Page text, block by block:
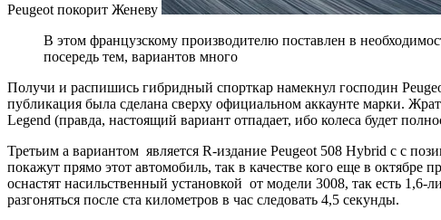
Peugeot покорит Женеву
В этом французскому производителю поставлен в
посередь тем, вариантов много
Получи и распишись гибридный спорткар намекнул господин
публикация была сделана сверху официальном аккаунте марки.
Legend (правда, настоящий вариант отпадает, ибо колеса будет
Третьим а вариантом является R-издание Peugeot 508 Hybrid с с
покажут прямо этот автомобиль, так в качестве кого еще в
оснастят насильственный установкой от модели 3008, так есть
разгоняться после ста километров в час следовать 4,5 секунды.